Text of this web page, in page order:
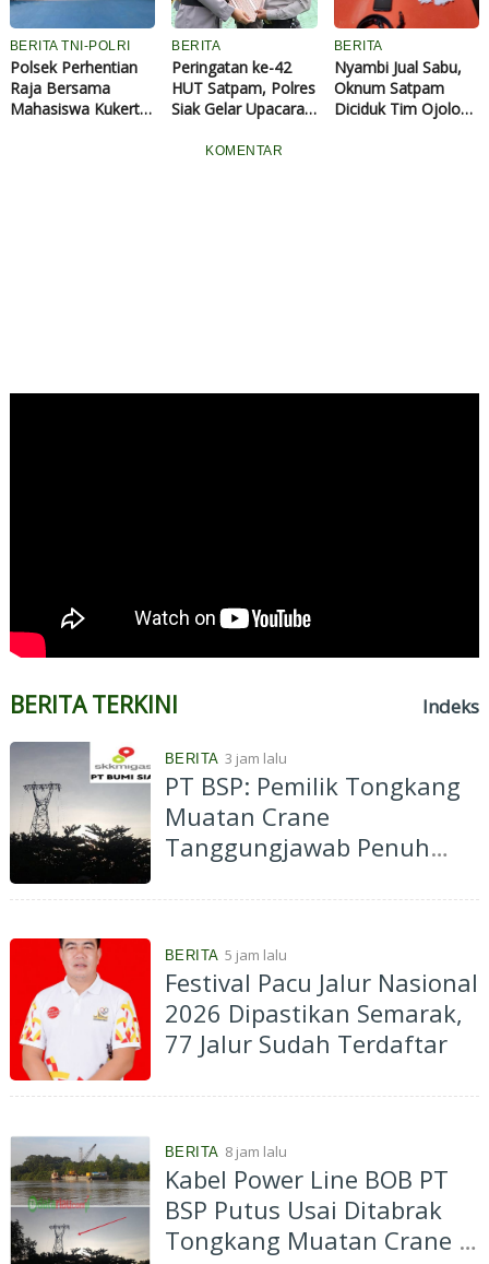
BERITA TNI-POLRI
Polsek Perhentian
Raja Bersama
Mahasiswa Kukerta
BERITA
Peringatan ke-42
HUT Satpam, Polres
Siak Gelar Upacara
BERITA
Nyambi Jual Sabu,
Oknum Satpam
Diciduk Tim Ojoloyo
KOMENTAR
BERITA TERKINI Indeks
BERITA 3 jam lalu
PT BSP: Pemilik Tongkang
Muatan Crane
Tanggungjawab Penuh
BERITA 5 jam lalu
Festival Pacu Jalur Nasional
2026 Dipastikan Semarak,
77 Jalur Sudah Terdaftar
BERITA 8 jam lalu
Kabel Power Line BOB PT
BSP Putus Usai Ditabrak
Tongkang Muatan Crane di